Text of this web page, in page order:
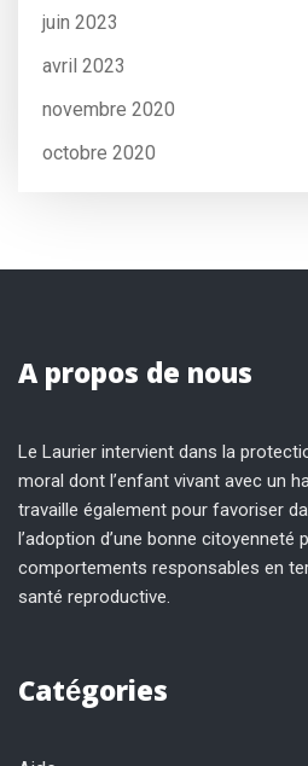
juin 2023
avril 2023
novembre 2020
octobre 2020
A propos de nous
Le Laurier intervient dans la
moral dont l’enfant vivant avec un
travaille également pour favoriser
l’adoption d’une bonne citoyenneté
comportements responsables en
santé reproductive.
Catégories